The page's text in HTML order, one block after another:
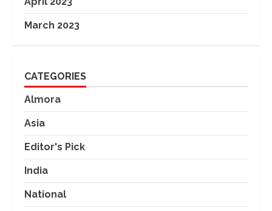
March 2023
CATEGORIES
Almora
Asia
Editor's Pick
India
National